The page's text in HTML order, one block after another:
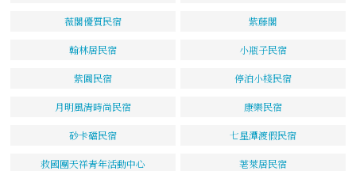
薇閣優質民宿 紫藤閣
翰林居民宿 小瓶子民宿
紫園民宿 停泊小棧民宿
月明風清時尚民宿 康樂民宿
砂卡礑民宿 七星潭渡假民宿
救國團天祥青年活動中心 荖萊居民宿